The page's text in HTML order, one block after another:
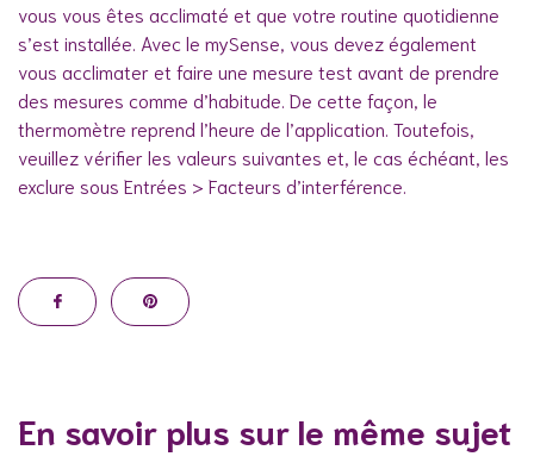
vous vous êtes acclimaté et que votre routine quotidienne
s’est installée. Avec le mySense, vous devez également
vous acclimater et faire une mesure test avant de prendre
des mesures comme d’habitude. De cette façon, le
thermomètre reprend l’heure de l’application. Toutefois,
veuillez vérifier les valeurs suivantes et, le cas échéant, les
exclure sous Entrées > Facteurs d’interférence.
En savoir plus sur le même sujet